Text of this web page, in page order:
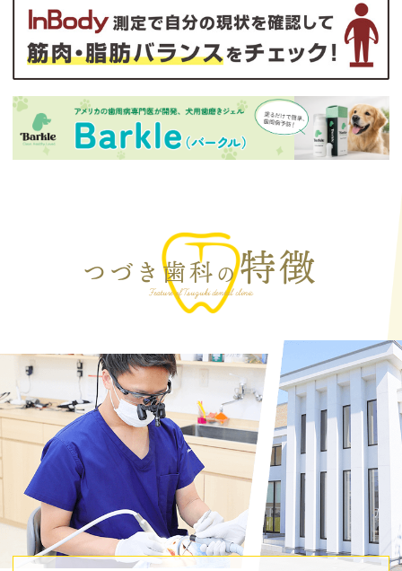
をご利用ください。
ご迷惑おかけしますが、よろしくお願いしま
す。
つづき歯科の特徴
Feature of Tsuzuki dental clinic